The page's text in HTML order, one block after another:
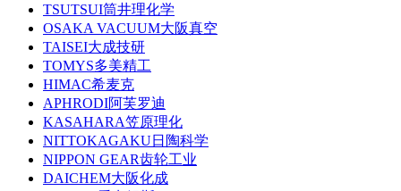
TSUTSUI筒井理化学
OSAKA VACUUM大阪真空
TAISEI大成技研
TOMYS多美精工
HIMAC希麦克
APHRODI阿芙罗迪
KASAHARA笠原理化
NITTOKAGAKU日陶科学
NIPPON GEAR齿轮工业
DAICHEM大阪化成